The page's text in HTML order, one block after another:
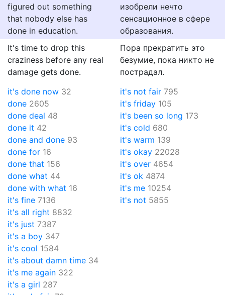
figured out something
that nobody else has
done in education.
изобрели нечто
сенсационное в сфере
образования.
It's time to drop this
craziness before any real
damage gets done.
Пора прекратить это
безумие, пока никто не
пострадал.
it's done now 32
done 2605
done deal 48
done it 42
done and done 93
done for 16
done that 156
done what 44
done with what 16
it's fine 7136
it's not fair 795
it's friday 105
it's been so long 173
it's cold 680
it's warm 139
it's okay 22028
it's over 4654
it's ok 4874
it's me 10254
it's not 5855
it's all right 8832
it's just 7387
it's a boy 347
it's cool 1584
it's about damn time 34
it's me again 322
it's a girl 287